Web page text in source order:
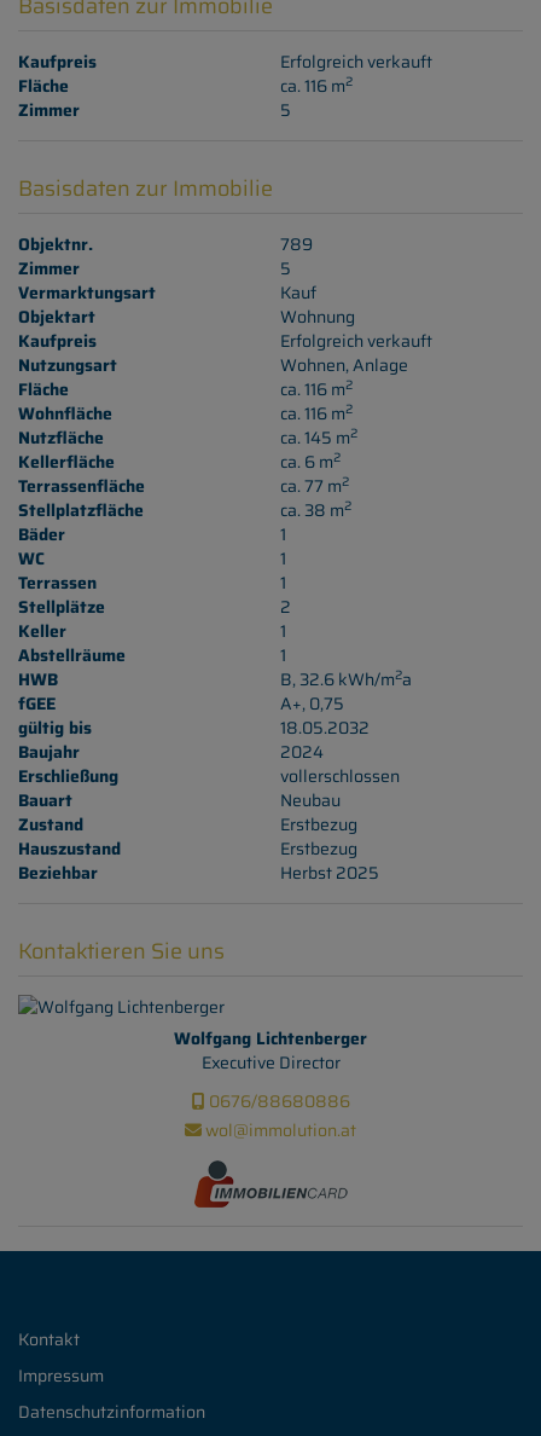
Kaufpreis
Erfolgreich verkauft
Fläche
ca. 116 m2
Zimmer 5
Basisdaten zur Immobilie
Objektnr.
789
Zimmer
5
Vermarktungsart
Kauf
Objektart
Wohnung
Kaufpreis
Erfolgreich verkauft
Nutzungsart
Wohnen Anlage
Fläche
ca. 116 m2
Wohnfläche ca. 116 m2
Nutzfläche ca. 145 m2
Kellerfläche ca. 6 m2
Terrassenfläche ca. 77 m2
Stellplatzfläche ca. 38 m2
Bäder
1
WC
1
Terrassen
1
Stellplätze
2
Keller
1
Abstellräume
1
HWB
B, 32.6 kWh/m2a
fGEE
A+, 0,75
gültig bis
18.05.2032
Baujahr
2024
Erschließung
vollerschlossen
Bauart
Neubau
Zustand
Erstbezug
Hauszustand
Erstbezug
Beziehbar
Herbst 2025
Kontaktieren Sie uns
Wolfgang Lichtenberger
Executive Director
0676/88680886
wol@immolution.at
Kontakt
Impressum
Datenschutzinformation